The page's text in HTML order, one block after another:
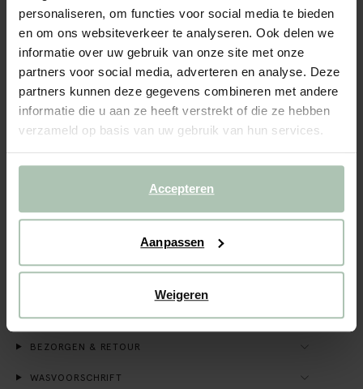
personaliseren, om functies voor social media te bieden
en om ons websiteverkeer te analyseren. Ook delen we
informatie over uw gebruik van onze site met onze
partners voor social media, adverteren en analyse. Deze
partners kunnen deze gegevens combineren met andere
informatie die u aan ze heeft verstrekt of die ze hebben
verzameld op basis van uw gebruik van hun services.
Accepteren
Aanpassen
Weigeren
BEKIJK WINKELVOORRAAD
Gratis verzending naar winkel
Achteraf betalen
OMSCHRIJVING
Lichtrode pull on short van Sissy-Boy. De Pax short heeft
een middelhoge taille, een elastische tailleband met
aantrekkoord, steekzakken aan de voorzijde en opgestikte
zakken aan de achterzijde. Materiaal: 100% katoen.
MAATTABEL
BEZORGEN & RETOUR
WASVOORSCHRIFT